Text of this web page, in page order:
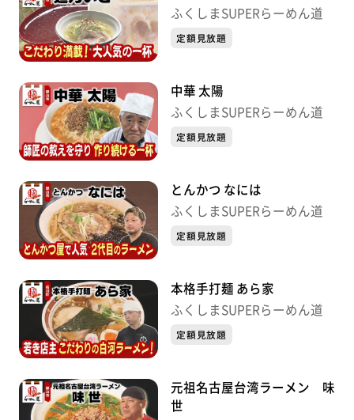
ふくしまSUPERらーめん道
定額見放題
中華 太陽
ふくしまSUPERらーめん道
定額見放題
とんかつ なには
ふくしまSUPERらーめん道
定額見放題
本格手打麺 あら家
ふくしまSUPERらーめん道
定額見放題
元祖名古屋台湾ラーメン 味
世